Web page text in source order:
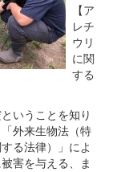
【ア
レチ
ウリ
に関
する
いうことを知り
外来生物法（特
る法律）」によ
害を与える、ま